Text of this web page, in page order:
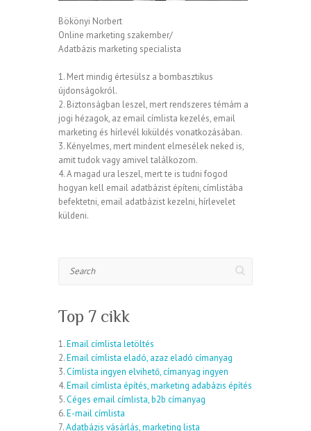
Bökönyi Norbert
Online marketing szakember/
Adatbázis marketing specialista
1. Mert mindig értesülsz a bombasztikus
újdonságokról.
2. Biztonságban leszel, mert rendszeres témám a
jogi hézagok, az email címlista kezelés, email
marketing és hírlevél kiküldés vonatkozásában.
3. Kényelmes, mert mindent elmesélek neked is,
amit tudok vagy amivel találkozom.
4. A magad ura leszel, mert te is tudni fogod
hogyan kell email adatbázist építeni, címlistába
befektetni, email adatbázist kezelni, hírlevelet
küldeni.
Top 7 cikk
1.Email címlista letöltés
2.Email címlista eladó, azaz eladó címanyag
3.Címlista ingyen elvihető, címanyag ingyen
4.Email címlista építés, marketing adabázis építés
5.Céges email címlista, b2b címanyag
6.E-mail címlista
7.Adatbázis vásárlás, marketing lista